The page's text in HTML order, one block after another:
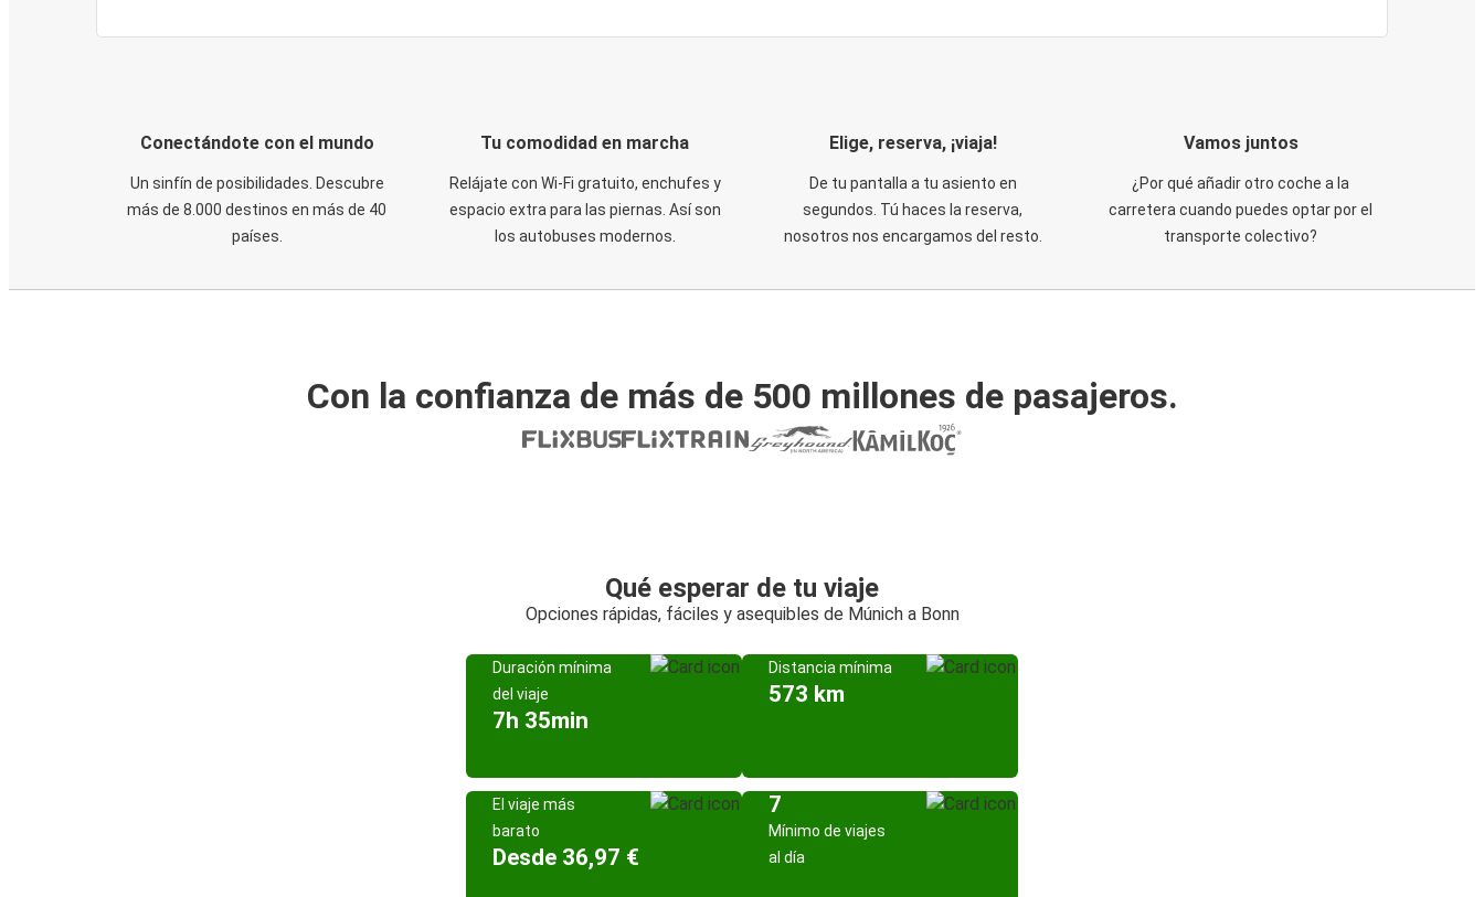
Conectándote con el mundo
Un sinfín de posibilidades. Descubre
más de 8.000 destinos en más de 40
países.
Tu comodidad en marcha
Relájate con Wi-Fi gratuito, enchufes y
espacio extra para las piernas. Así son
los autobuses modernos.
Elige, reserva, ¡viaja!
De tu pantalla a tu asiento en
segundos. Tú haces la reserva,
nosotros nos encargamos del resto.
Vamos juntos
¿Por qué añadir otro coche a la
carretera cuando puedes optar por el
transporte colectivo?
Con la confianza de más de 500 millones de pasajeros.
Qué esperar de tu viaje
Opciones rápidas, fáciles y asequibles de Múnich a Bonn
Duración mínima
del viaje
7h 35min
Distancia mínima
573 km
El viaje más
barato
Desde 36,97 €
7
Mínimo de viajes
al día